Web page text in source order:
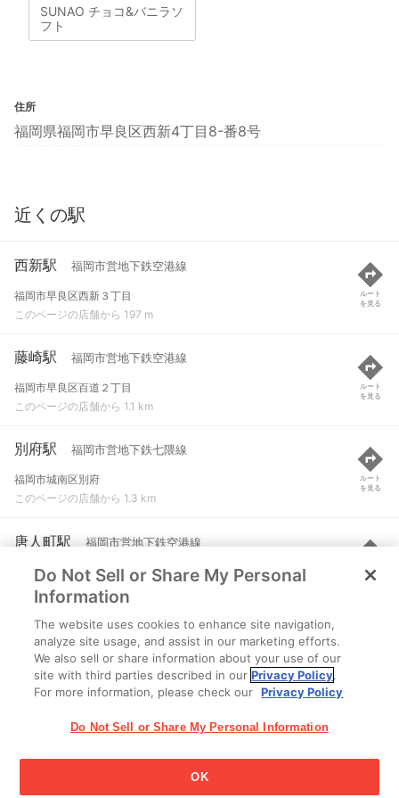
SUNAO チョコ&バニラソ
フト
住所
福岡県福岡市早良区西新4丁目8-番8号
近くの駅
西新駅 福岡市営地下鉄空港線
福岡市早良区西新３丁目
このページの店舗から 197 m
ルート
を見る
藤崎駅 福岡市営地下鉄空港線
福岡市早良区百道２丁目
このページの店舗から 1.1 km
ルート
を見る
別府駅 福岡市営地下鉄七隈線
福岡市城南区別府
このページの店舗から 1.3 km
ルート
を見る
唐人町駅 福岡市営地下鉄空港線
福岡市中央区唐人町１丁目
このページの店舗から 1.4 km
ルート
を見る
六本松駅 福岡市営地下鉄七隈線
福岡市中央区六本松
このページの店舗から 1.7 km
江崎グリコ株式会社 Copyright © 2025 Ezaki Glico Co., Ltd.
Do Not Sell or Share My Personal
Information
The website uses cookies to enhance site navigation,
analyze site usage, and assist in our marketing efforts.
We also sell or share information about your use of our
site with third parties described in ourPrivacy Policy.
For more information, please check our Privacy Policy
Do Not Sell or Share My Personal Information
OK